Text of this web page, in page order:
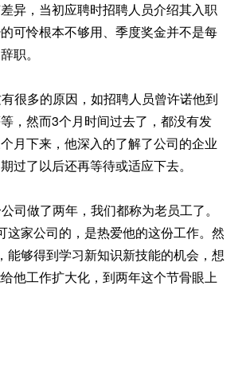
异，当初应聘时招聘人员介绍其入职
可怜根本不够用、季度奖金并不是每
职。
很多的原因，如招聘人员曾许诺他到
，然而3个月时间过去了，都没有发
月下来，他深入的了解了公司的企业
过了以后还再等待或适应下去。
做了两年，我们都称为老员工了。
家公司的，是热爱他的这份工作。然
够得到学习新知识新技能的机会，想
他工作扩大化，到两年这个节骨眼上